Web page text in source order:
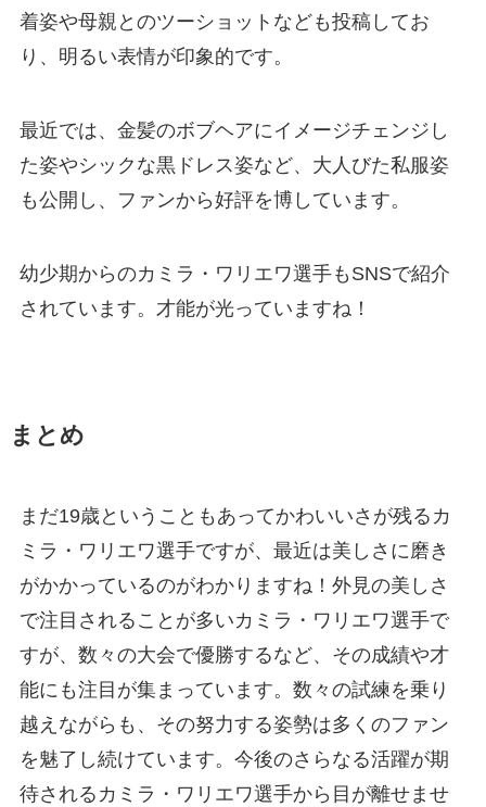
着姿や母親とのツーショットなども投稿してお
り、明るい表情が印象的です。
最近では、金髪のボブヘアにイメージチェンジし
た姿やシックな黒ドレス姿など、大人びた私服姿
も公開し、ファンから好評を博しています。
幼少期からのカミラ・ワリエワ選手もSNSで紹介
されています。才能が光っていますね！
まとめ
まだ19歳ということもあってかわいいさが残るカ
ミラ・ワリエワ選手ですが、最近は美しさに磨き
がかかっているのがわかりますね！外見の美しさ
で注目されることが多いカミラ・ワリエワ選手で
すが、数々の大会で優勝するなど、その成績や才
能にも注目が集まっています。数々の試練を乗り
越えながらも、その努力する姿勢は多くのファン
を魅了し続けています。今後のさらなる活躍が期
待されるカミラ・ワリエワ選手から目が離せませ